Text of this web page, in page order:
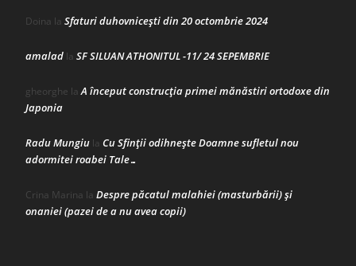
Doina la Sfaturi duhovnicești din 20 octombrie 2024
amalad la SF SILUAN ATHONITUL -11/ 24 SEPEMBRIE
gheorghe laA început construcţia primei mănăstiri ortodoxe din
Japonia
Radu Mungiu la Cu Sfinții odihnește Doamne sufletul nou
adormitei roabei Tale…
Crina Marina la Despre păcatul malahiei (masturbării) şi
onaniei (pazei de a nu avea copii)